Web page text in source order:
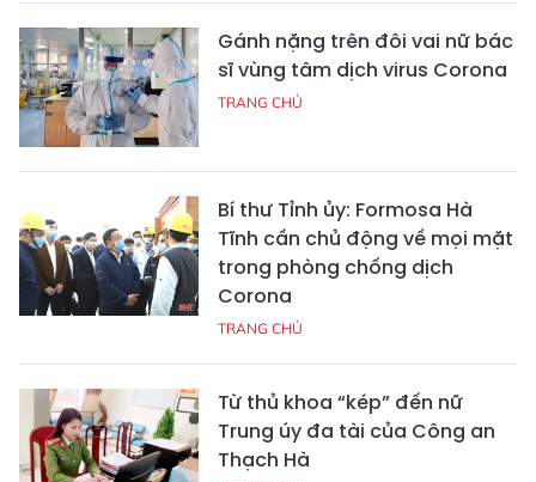
Gánh nặng trên đôi vai nữ bác
sĩ vùng tâm dịch virus Corona
TRANG CHỦ
Bí thư Tỉnh ủy: Formosa Hà
Tĩnh cần chủ động về mọi mặt
trong phòng chống dịch
Corona
TRANG CHỦ
Từ thủ khoa “kép” đến nữ
Trung úy đa tài của Công an
Thạch Hà